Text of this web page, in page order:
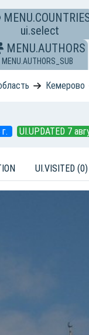
ui.select
MENU.AUTHORS
MENU.AUTHORS_SUB
Кемерово
UI.UPDATED 7
UI.VISITED (0)